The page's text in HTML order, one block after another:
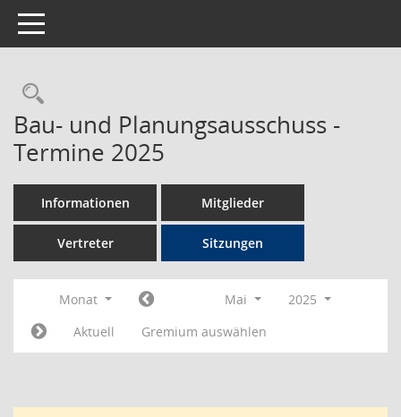
Toggle navigation
Rechercheauswahl
Bau- und Planungsausschuss -
Termine 2025
Informationen Mitglieder
Vertreter Sitzungen
Monat Mai
2025
Aktuell
Gremium auswählen